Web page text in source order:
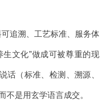
追溯、工艺标准、服务体
文化”做成可被尊重的现
话（标准、检测、溯源、
不是用玄学语言成交。